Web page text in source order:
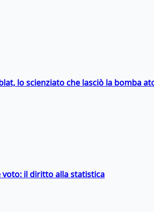
lo scienziato che lasciò la bomba
voto: il diritto alla statistica